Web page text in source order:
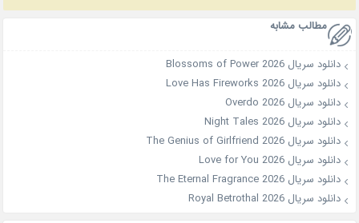
مطالب مشابه
دانلود سریال Blossoms of Power 2026
دانلود سریال Love Has Fireworks 2026
دانلود سریال Overdo 2026
دانلود سریال Night Tales 2026
دانلود سریال The Genius of Girlfriend 2026
دانلود سریال Love for You 2026
دانلود سریال The Eternal Fragrance 2026
دانلود سریال Royal Betrothal 2026